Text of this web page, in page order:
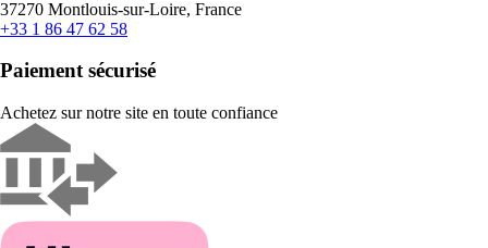
37270 Montlouis-sur-Loire, France
+33 1 86 47 62 58
Paiement sécurisé
Achetez sur notre site en toute confiance